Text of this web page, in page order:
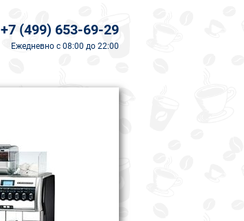
+7 (499) 653-69-29
Ежедневно с 08:00 до 22:00